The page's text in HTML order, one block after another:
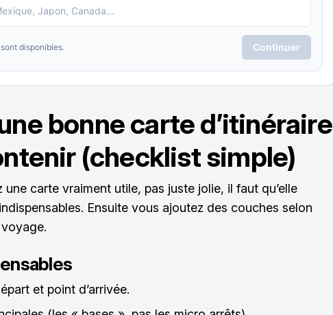
bonne carte d’itinéraire
(checklist simple)
une carte vraiment utile, pas juste jolie, il faut qu’elle
Ensuite vous ajoutez des couches selon
et point d’arrivée.